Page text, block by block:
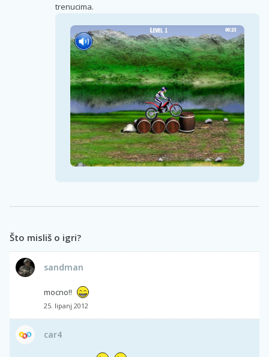
trenucima.
Što misliš o igri?
sandman
mocno!!
25. lipanj 2012
car4